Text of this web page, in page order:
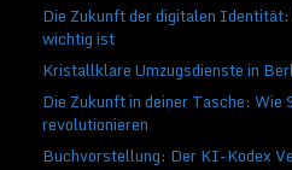
Die Zukunft der digitalen
wichtig ist
Kristallklare Umzugsdienste in
Die Zukunft in deiner Tasche: Wie
revolutionieren
Buchvorstellung: Der KI-Kodex